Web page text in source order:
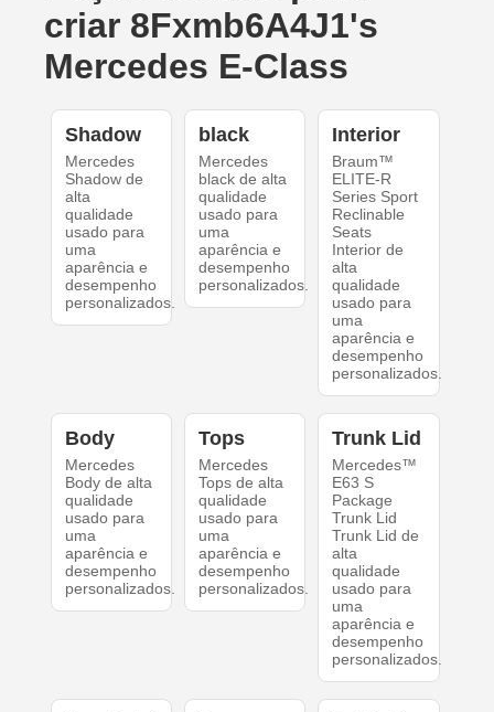
criar 8Fxmb6A4J1's
Mercedes E-Class
Shadow
Mercedes
Shadow de
alta
qualidade
usado para
uma
aparência e
desempenho
personalizados.
black
Mercedes
black de alta
qualidade
usado para
uma
aparência e
desempenho
personalizados.
Interior
Braum™
ELITE-R
Series Sport
Reclinable
Seats
Interior de
alta
qualidade
usado para
uma
aparência e
desempenho
personalizados.
Body
Mercedes
Body de alta
qualidade
usado para
uma
aparência e
desempenho
personalizados.
Tops
Mercedes
Tops de alta
qualidade
usado para
uma
aparência e
desempenho
personalizados.
Trunk Lid
Mercedes™
E63 S
Package
Trunk Lid
Trunk Lid de
alta
qualidade
usado para
uma
aparência e
desempenho
personalizados.